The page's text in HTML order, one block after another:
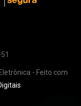
- Feito com